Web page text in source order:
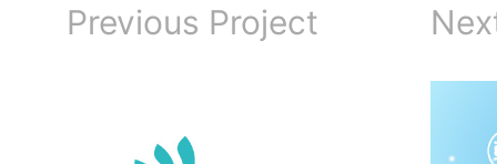
Previous Project